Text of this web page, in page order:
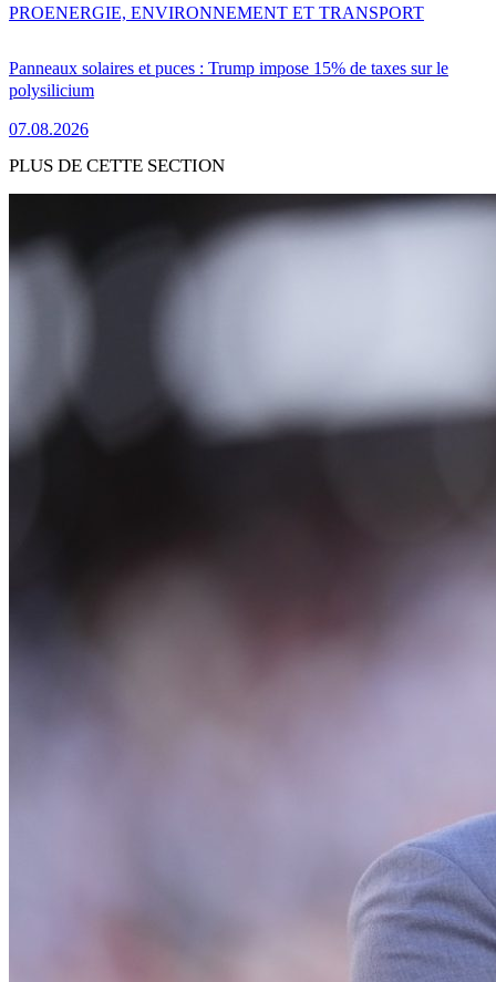
Panneaux solaires et puces : Trump impose 15% de taxes sur le
polysilicium
07.08.2026
PROENERGIE, ENVIRONNEMENT ET TRANSPORT
PLUS DE CETTE SECTION